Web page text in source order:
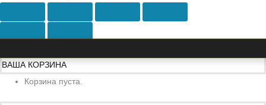
ВАША КОРЗИНА
Корзина пуста.